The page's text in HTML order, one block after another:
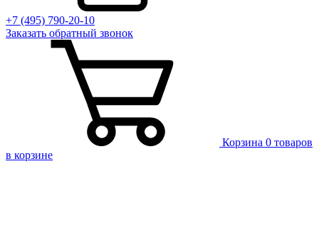
+7 (495) 790-20-10
Заказать обратный звонок
Корзина 0 товаров
в корзине